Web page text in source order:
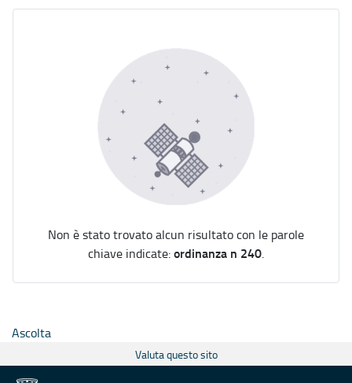
Non è stato trovato alcun risultato con le parole
chiave indicate:ordinanza n 240.
Ascolta
Valuta questo sito